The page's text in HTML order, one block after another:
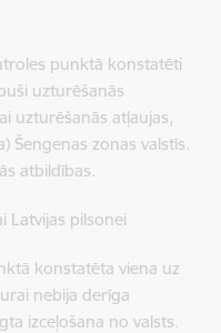
punktā konstatēti
uzturēšanās
uzturēšanās atļaujas,
Šengenas zonas valstīs.
atbildības.
Latvijas pilsonei
konstatēta viena uz
nebija derīga
izceļošana no valsts.